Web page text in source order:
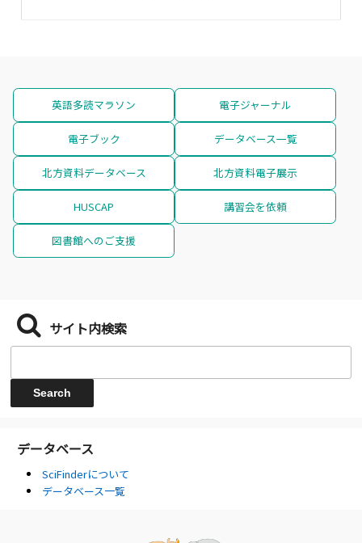
英語多読マラソン 電子ジャーナル
電子ブック データベース一覧
北方資料データベース 北方資料電子展示
HUSCAP 講習会を依頼
図書館へのご支援
サイト内検索
データベース
SciFinderについて
データベース一覧